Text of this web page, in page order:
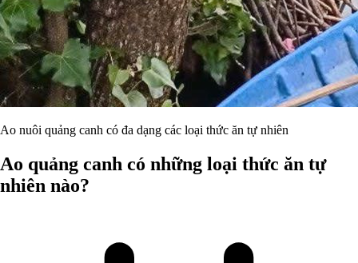
Ao nuôi quảng canh có đa dạng các loại thức ăn tự nhiên
Ao quảng canh có những loại thức ăn tự
nhiên nào?